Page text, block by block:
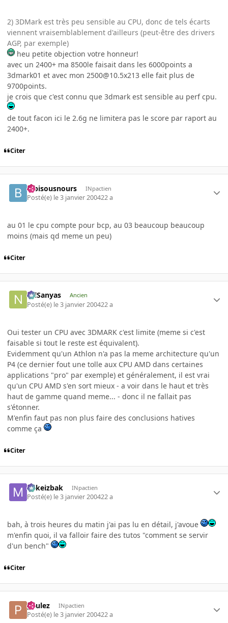
2) 3DMark est très peu sensible au CPU, donc de tels écarts
viennent vraisemblablement d'ailleurs (peut-être des drivers
AGP, par exemple)
heu petite objection votre honneur!
avec un 2400+ ma 8500le faisait dans les 6000points a
3dmark01 et avec mon 2500@10.5x213 elle fait plus de
9700points.
je crois que c'est connu que 3dmark est sensible au perf cpu.
de tout facon ici le 2.6g ne limitera pas le score par raport au
2400+.
Citer
bibisousnours INpactien
Posté(e) le 3 janvier 200422 a
au 01 le cpu compte pour bcp, au 03 beaucoup beaucoup
moins (mais qd meme un peu)
Citer
NilSanyas Ancien
Posté(e) le 3 janvier 200422 a
Oui tester un CPU avec 3DMARK c'est limite (meme si c'est
faisable si tout le reste est équivalent).
Evidemment qu'un Athlon n'a pas la meme architecture qu'un
P4 (ce dernier fout une tolle aux CPU AMD dans certaines
applications "pro" par exemple) et généralement, il est vrai
qu'un CPU AMD s'en sort mieux - a voir dans le haut et très
haut de gamme quand meme... - donc il ne fallait pas
s'étonner.
M'enfin faut pas non plus faire des conclusions hatives
comme ça
Citer
Mikeizbak INpactien
Posté(e) le 3 janvier 200422 a
bah, à trois heures du matin j'ai pas lu en détail, j'avoue
m'enfin quoi, il va falloir faire des tutos "comment se servir
d'un bench"
Citer
paulez INpactien
Posté(e) le 3 janvier 200422 a